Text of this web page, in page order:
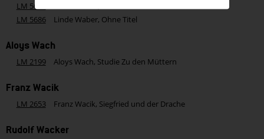
LM 5685
LM 5686
Linde Waber, Ohne Titel
Aloys Wach
LM 2199 Aloys Wach, Studie Zu den Müttern
Franz Wacik
LM 2653 Franz Wacik, Siegfried und der Drache
Rudolf Wacker